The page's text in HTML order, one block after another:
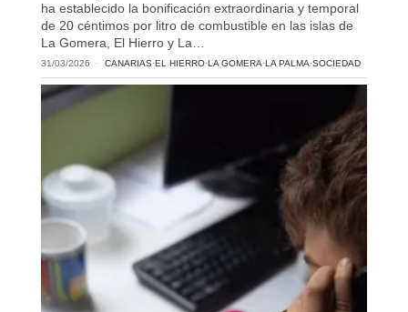
ha establecido la bonificación extraordinaria y temporal
de 20 céntimos por litro de combustible en las islas de
La Gomera, El Hierro y La…
31/03/2026 CANARIAS·EL HIERRO·LA GOMERA·LA PALMA·SOCIEDAD